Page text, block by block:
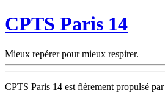
CPTS Paris 14
Mieux repérer pour mieux respirer.
CPTS Paris 14 est fièrement propulsé par